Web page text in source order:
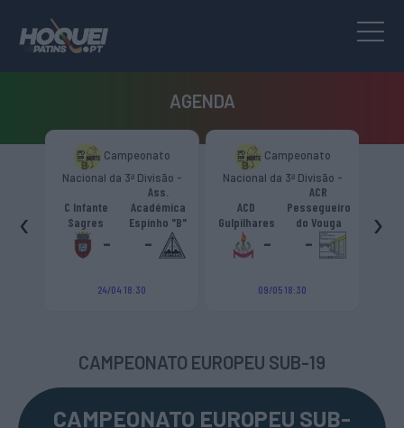
AGENDA
Campeonato
Nacional da 3ª Divisão -
Zona Norte “B”
C Infante
Sagres
-
Ass.
Académica
Espinho "B"
-
24/04 18:30
Campeonato
Nacional da 3ª Divisão -
Zona Norte “B”
ACD
Gulpilhares
-
ACR
Pessegueiro
do Vouga
-
09/05 18:30
‹ ›
CAMPEONATO EUROPEU SUB-19
CAMPEONATO EUROPEU SUB-